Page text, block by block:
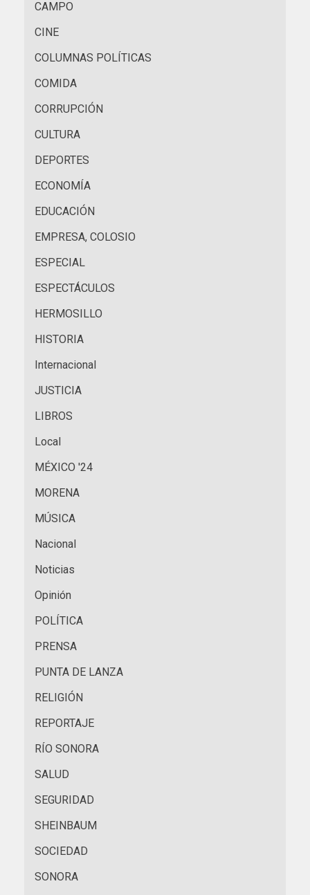
CAMPO
CINE
COLUMNAS POLÍTICAS
COMIDA
CORRUPCIÓN
CULTURA
DEPORTES
ECONOMÍA
EDUCACIÓN
EMPRESA, COLOSIO
ESPECIAL
ESPECTÁCULOS
HERMOSILLO
HISTORIA
Internacional
JUSTICIA
LIBROS
Local
MÉXICO '24
MORENA
MÚSICA
Nacional
Noticias
Opinión
POLÍTICA
PRENSA
PUNTA DE LANZA
RELIGIÓN
REPORTAJE
RÍO SONORA
SALUD
SEGURIDAD
SHEINBAUM
SOCIEDAD
SONORA